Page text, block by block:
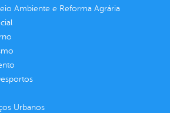
Ambiente e Reforma Agrária
Urbanos